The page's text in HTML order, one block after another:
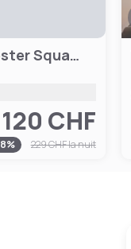
Hotel Indigo London - 1 Leicester Square, an IHG Hotel
120 CHF
% 229 CHFla nuit